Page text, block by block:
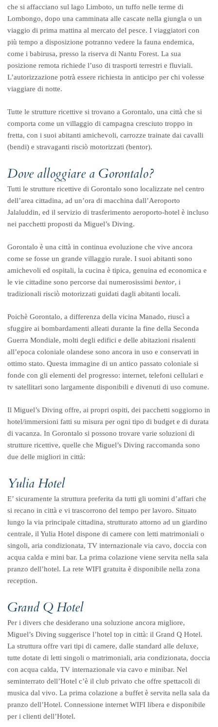
che si affacciano sul lago Limboto, un tuffo nelle terme di
Lombongo, dopo una camminata alle cascate nella giungla o un
viaggio di prima mattina al mercato del pesce. I viaggiatori con
più tempo a disposizione potranno vedere la fauna endemica,
come i babirusa, presso la riserva di Nantu Forest. La sua
posizione remota richiede l’uso di trasporti terrestri e fluviali.
L’autorizzazione potrà essere richiesta in anticipo per chi volesse
viaggiare di notte.
Tutte le strutture ricettive si trovano a Gorontalo, una città che si
comporta come un villaggio di campagna cresciuto troppo in
fretta, con i suoi abitanti amichevoli, carrozze trainate dai cavalli
(bendi) e stravaganti risciò motorizzati (bentor).
Dove alloggiare a Gorontalo?
Tutti le strutture ricettive di Gorontalo sono localizzate nel centro
dell’area cittadina, ad un’ora di macchina dall’Aeroporto
Jalaluddin, ed il servizio di trasferimento aeroporto-hotel è incluso
nei pacchetti proposti da Miguel’s Diving.
Gorontalo è una città in continua evoluzione che vive ancora
come se fosse un grande villaggio rurale. I suoi abitanti sono
amichevoli ed ospitali, la cucina è tipica, genuina ed economica e
le vie cittadine sono percorse dai numerosissimi bentor, i
tradizionali risciò motorizzati guidati dagli abitanti locali.
Poichè Gorontalo, a differenza della vicina Manado, riuscì a
sfuggire ai bombardamenti alleati durante la fine della Seconda
Guerra Mondiale, molti degli edifici e delle abitazioni risalenti
all’epoca coloniale olandese sono ancora in uso e conservati in
ottimo stato. Questa immagine di un antico passato coloniale si
fonde con gli elementi del progresso: internet, telefoni cellulari e
tv satellitari sono largamente disponibili e divenuti di uso comune.
Il Miguel’s Diving offre, ai propri ospiti, dei pacchetti soggiorno in
hotel/immersioni fatti su misura per ogni tipo di budget e di durata
di vacanza. In Gorontalo si possono trovare varie soluzioni di
strutture ricettive, quelle che Miguel’s Diving raccomanda sono
due delle migliori in città:
Yulia Hotel
E’ sicuramente la struttura preferita da tutti gli uomini d’affari che
si recano in città e vi trascorrono del tempo per lavoro. Situato
lungo la via principale cittadina, strutturato attorno ad un giardino
centrale, il Yulia Hotel dispone di camere con letti matrimoniali o
singoli, aria condizionata, TV internazionale via cavo, doccia con
acqua calda e mini bar. La prima colazione viene servita nella sala
pranzo dell’hotel. La rete WIFI gratuita è disponibile nella zona
reception.
Grand Q Hotel
Per i divers che desiderano una soluzione ancora migliore,
Miguel’s Diving suggerisce l’hotel top in città: il Grand Q Hotel.
La struttura offre vari tipi di camere, dalle standard alle deluxe,
tutte dotate di letti singoli o matrimoniali, aria condizionata, doccia
con acqua calda, TV internazionale via cavo e minibar. Nel
seminterrato dell’Hotel c’è il club privato che offre spettacoli di
musica dal vivo. La prima colazione a buffet è servita nella sala da
pranzo dell’Hotel. Connessione internet WIFI libera e disponibile
per i clienti dell’Hotel.